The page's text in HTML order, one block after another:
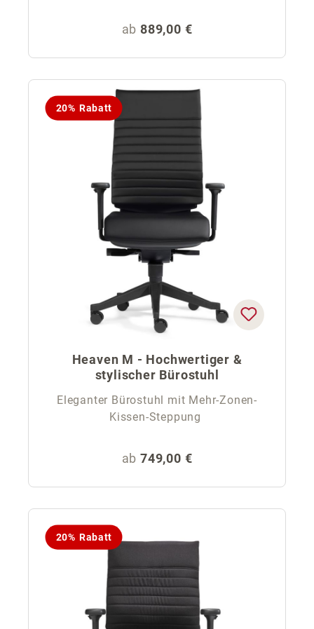
Regulärer Preis:
ab 889,00 €
20% Rabatt
Heaven M - Hochwertiger &
stylischer Bürostuhl
Eleganter Bürostuhl mit Mehr-Zonen-
Kissen-Steppung
Regulärer Preis:
ab 749,00 €
20% Rabatt